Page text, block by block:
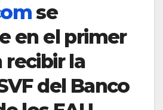
se
en el primer
recibir la
del Banco